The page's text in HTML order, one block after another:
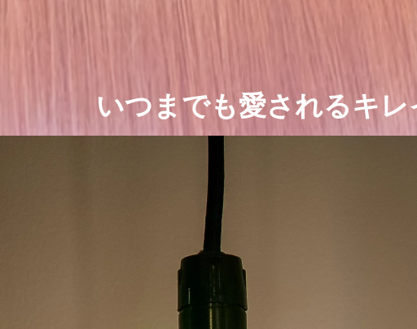
いつまでも愛されるキ
髪がキレイになるとあなたの人生はガラリと変わり
誰もが振り返るキレイなツヤ髪になって、自分に自信を持ち、